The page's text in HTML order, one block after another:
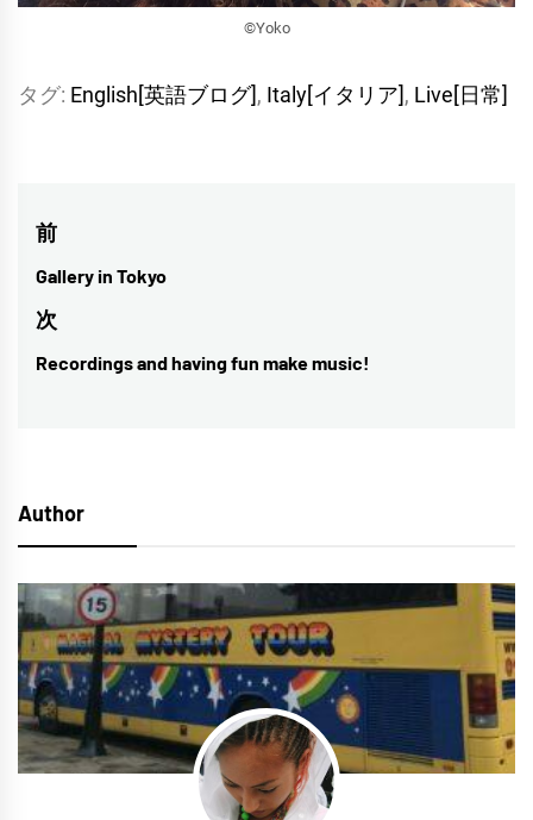
©︎Yoko
タグ: English[英語ブログ], Italy[イタリア], Live[日常]
投
稿
ナ
ビ
ョ
前
前
の
Gallery in Tokyo
次
次
Recordings and having fun make music!
Author